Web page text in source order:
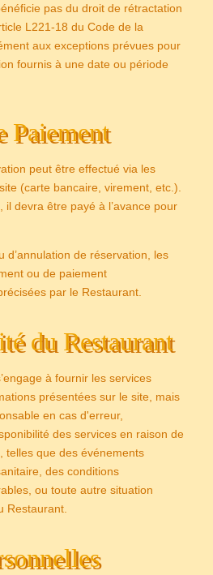
pas du droit de rétractation
L221-18 du Code de la
aux exceptions prévues pour
fournis à une date ou période
Paiement
peut être effectué via les
(carte bancaire, virement, etc.).
il devra être payé à l’avance pour
d’annulation de réservation, les
ou de paiement
par le Restaurant.
du Restaurant
à fournir les services
présentées sur le site, mais
en cas d'erreur,
des services en raison de
telles que des événements
des conditions
ou toute autre situation
Restaurant.
& ACCÈS
GALERIE